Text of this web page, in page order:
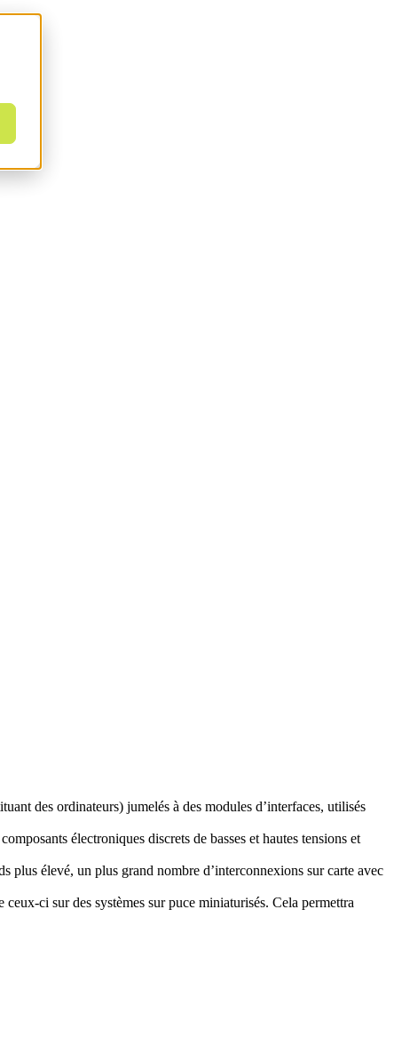
des ordinateurs) jumelés à des modules d’interfaces, utilisés
électroniques discrets de basses et hautes tensions et
plus élevé, un plus grand nombre d’interconnexions sur carte avec
ci sur des systèmes sur puce miniaturisés. Cela permettra